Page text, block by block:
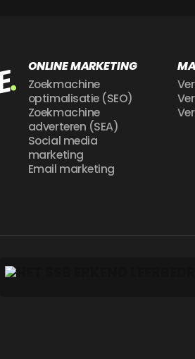
ONLINE MARKETING
Zoekmachine
optimalisatie (SEO)
Zoekmachine
adverteren (SEA)
Social media
marketing
Email marketing